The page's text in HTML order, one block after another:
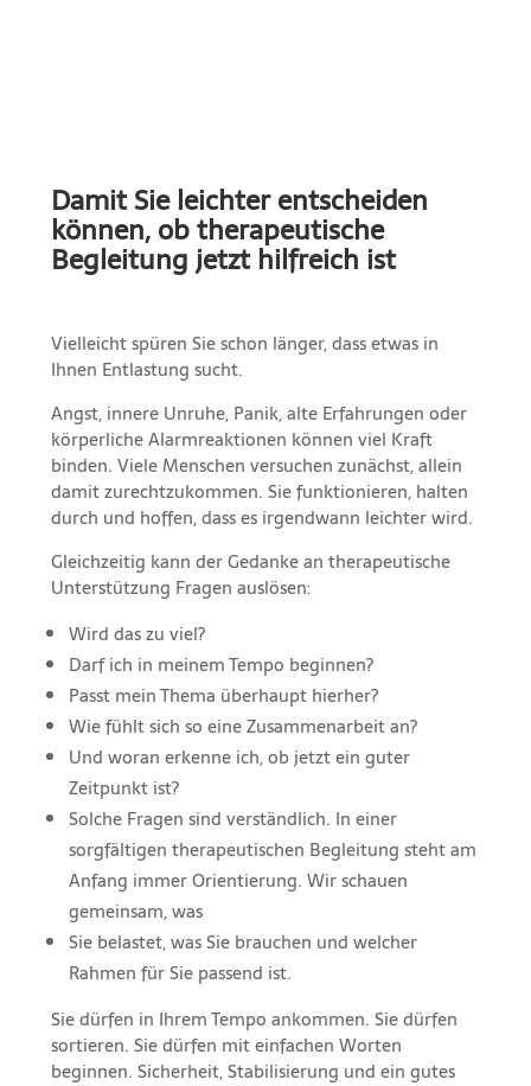
Damit Sie leichter entscheiden
können, ob therapeutische
Begleitung jetzt hilfreich ist
Vielleicht spüren Sie schon länger, dass etwas in
Ihnen Entlastung sucht.
Angst, innere Unruhe, Panik, alte Erfahrungen oder
körperliche Alarmreaktionen können viel Kraft
binden. Viele Menschen versuchen zunächst, allein
damit zurechtzukommen. Sie funktionieren, halten
durch und hoffen, dass es irgendwann leichter wird.
Gleichzeitig kann der Gedanke an therapeutische
Unterstützung Fragen auslösen:
Wird das zu viel?
Darf ich in meinem Tempo beginnen?
Passt mein Thema überhaupt hierher?
Wie fühlt sich so eine Zusammenarbeit an?
Und woran erkenne ich, ob jetzt ein guter
Zeitpunkt ist?
Solche Fragen sind verständlich. In einer
sorgfältigen therapeutischen Begleitung steht am
Anfang immer Orientierung. Wir schauen
gemeinsam, was
Sie belastet, was Sie brauchen und welcher
Rahmen für Sie passend ist.
Sie dürfen in Ihrem Tempo ankommen. Sie dürfen
sortieren. Sie dürfen mit einfachen Worten
beginnen. Sicherheit, Stabilisierung und ein gutes